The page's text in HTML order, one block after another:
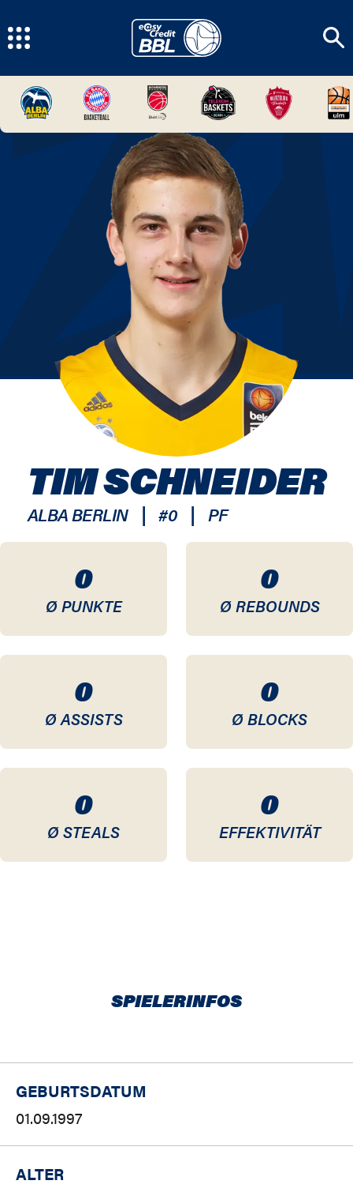
0
Ø PUNKTE
0
Ø REBOUNDS
0
Ø ASSISTS
0
Ø BLOCKS
0
Ø STEALS
0
EFFEKTIVITÄT
TIM SCHNEIDER
ALBA BERLIN | #0 | PF
SPIELERINFOS
GEBURTSDATUM
01.09.1997
ALTER